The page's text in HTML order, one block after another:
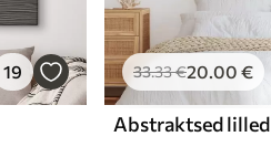
19 33.33€20.00 €
Abstraktsed lilled